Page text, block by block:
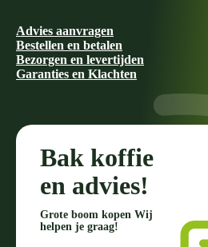
Advies aanvragen
Bestellen en betalen
Bezorgen en levertijden
Garanties en Klachten
Bak koffie
en advies!
Grote boom kopen Wij
helpen je graag!